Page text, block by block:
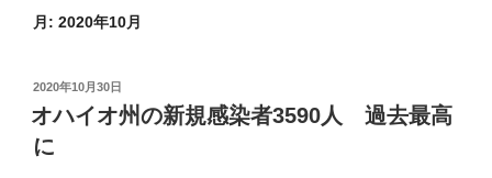
月: 2020年10月
投
稿
日:
2020年10月30日
オハイオ州の新規感染者3590人 過去最高
に